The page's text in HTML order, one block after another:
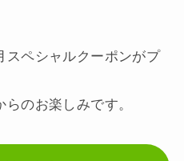
スペシャルクーポンがプ
のお楽しみです。